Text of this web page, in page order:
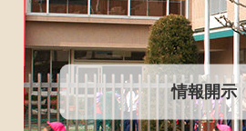
情報開示